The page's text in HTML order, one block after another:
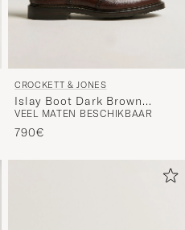
CROCKETT & JONES
Islay Boot Dark Brown
Grained Calf
VEEL MATEN BESCHIKBAAR
790€